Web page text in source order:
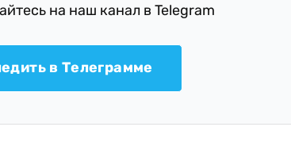
на наш канал в Telegram
в Телеграмме